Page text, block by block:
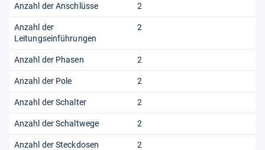
Anzahl der Anschlüsse 2
Anzahl der
Leitungseinführungen
2
Anzahl der Phasen 2
Anzahl der Pole 2
Anzahl der Schalter 2
Anzahl der Schaltwege 2
Anzahl der Steckdosen 2